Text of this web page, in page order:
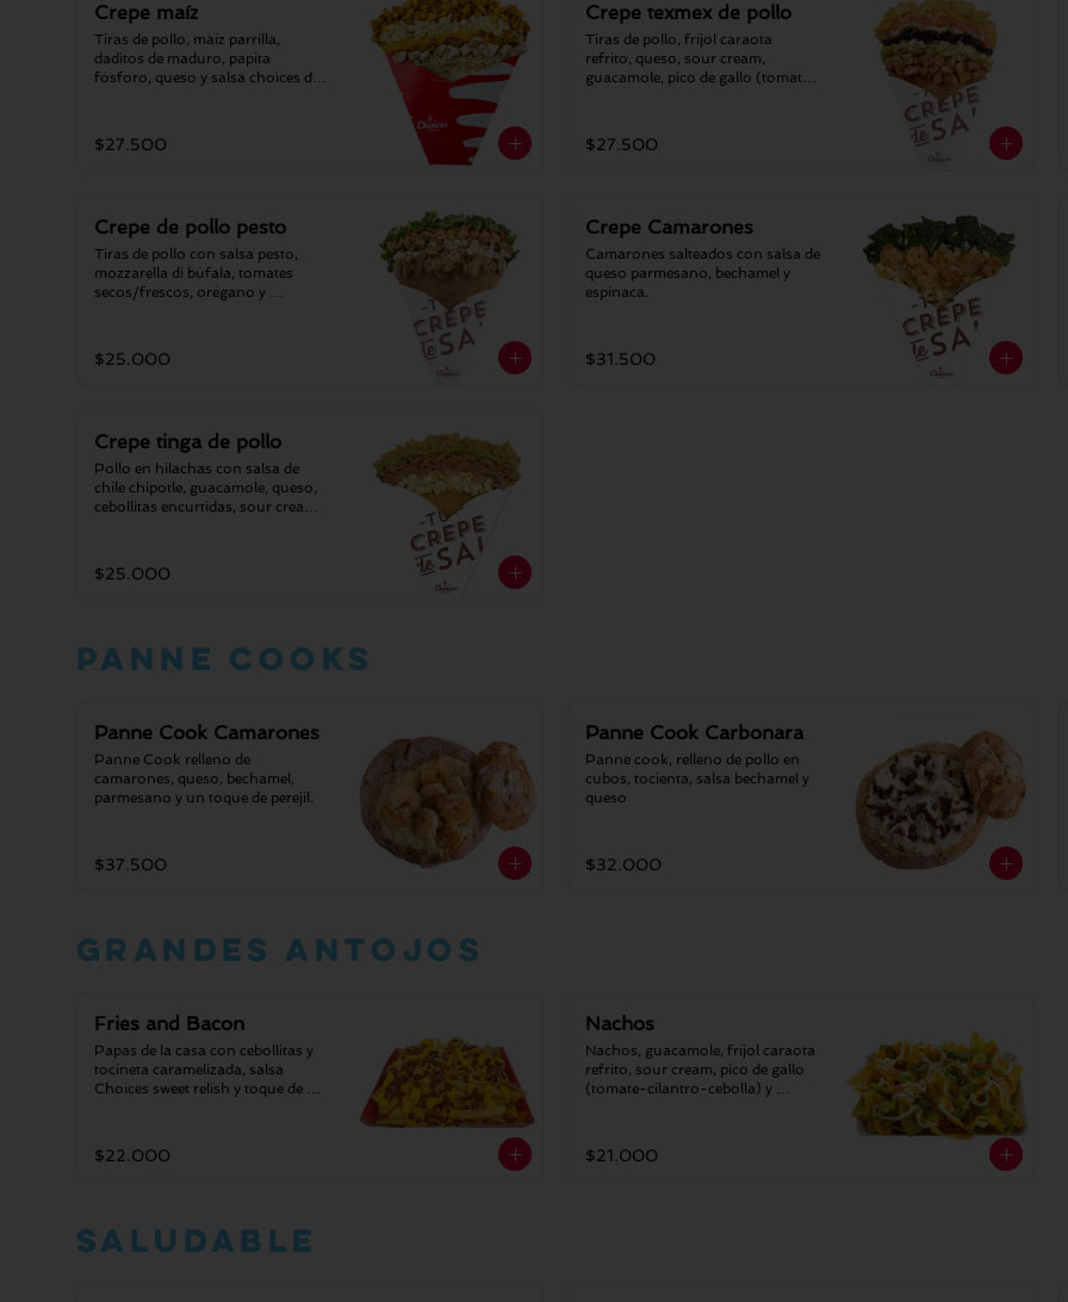
Crepe maíz
Tiras de pollo, maíz parrilla,
daditos de maduro, papita
fósforo, queso y salsa choices de
$27.500
Crepe texmex de pollo
Tiras de pollo, fríjol caraota
refrito, queso, sour cream,
guacamole, pico de gallo (tomate-
$27.500
Crepe de pollo pesto
Tiras de pollo con salsa pesto,
mozzarella di búfala, tomates
secos/frescos, orégano y
$25.000
Crepe Camarones
Camarones salteados con salsa de
queso parmesano, bechamel y
espinaca.
$31.500
Crepe tinga de pollo
Pollo en hilachas con salsa de
chile chipotle, guacamole, queso,
cebollitas encurtidas, sour cream y
$25.000
Panne cooks
Panne Cook Camarones
Panne Cook relleno de
camarones, queso, bechamel,
parmesano y un toque de perejil.
$37.500
Panne Cook Carbonara
Panne cook, relleno de pollo en
cubos, tocienta, salsa bechamel y
queso
$32.000
Grandes antojos
Fries and Bacon
Papas de la casa con cebollitas y
tocineta caramelizada, salsa
Choices sweet relish y toque de
$22.000
Nachos
Nachos, guacamole, fríjol caraota
refrito, sour cream, pico de gallo
(tomate-cilantro-cebolla) y
$21.000
Saludable